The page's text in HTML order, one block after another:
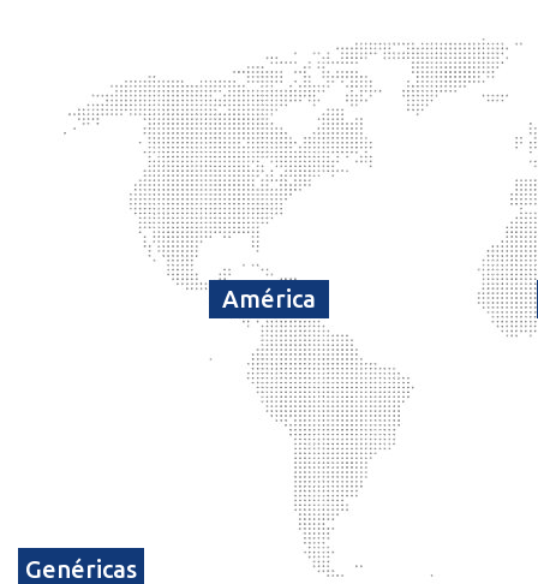
América
Genéricas